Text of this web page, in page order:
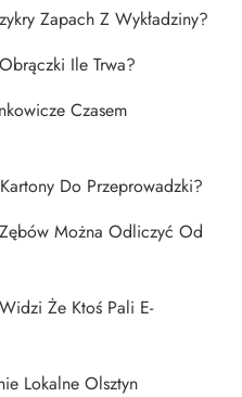
Zapach Z Wykładziny?
Ile Trwa?
Czasem
Do Przeprowadzki?
Można Odliczyć Od
Że Ktoś Pali E-
Lokalne Olsztyn